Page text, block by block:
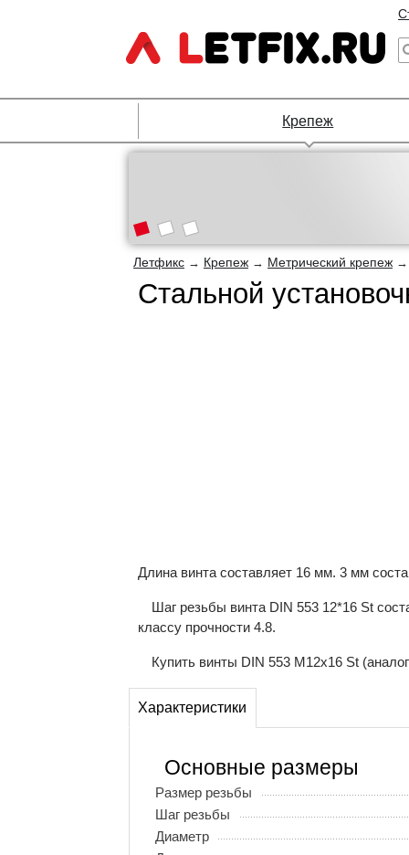
Крепеж
Летфикс → Крепеж → Метрический крепеж
Стальной
Длина винта составляет 16 мм. 3 мм
Шаг резьбы винта DIN 553 12*16 St
классу прочности 4.8.
Купить винты DIN 553 М12x16 St
Характеристики
Основные размеры
Размер резьбы
Шаг резьбы
Диаметр